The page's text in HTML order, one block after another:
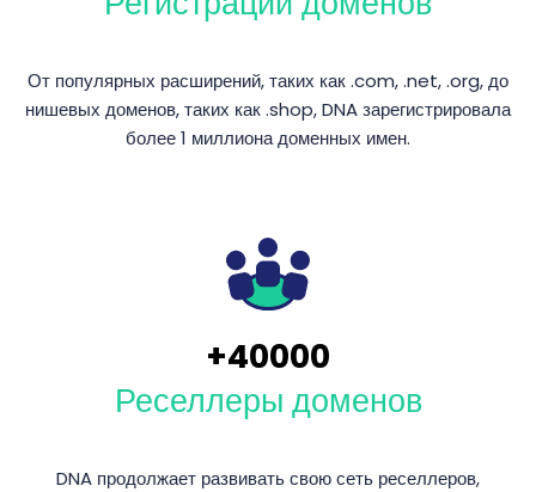
От популярных расширений, таких как .com, .net, .org, до
нишевых доменов, таких как .shop, DNA зарегистрировала
более 1 миллиона доменных имен.
+40000
Реселлеры доменов
DNA продолжает развивать свою сеть реселлеров,